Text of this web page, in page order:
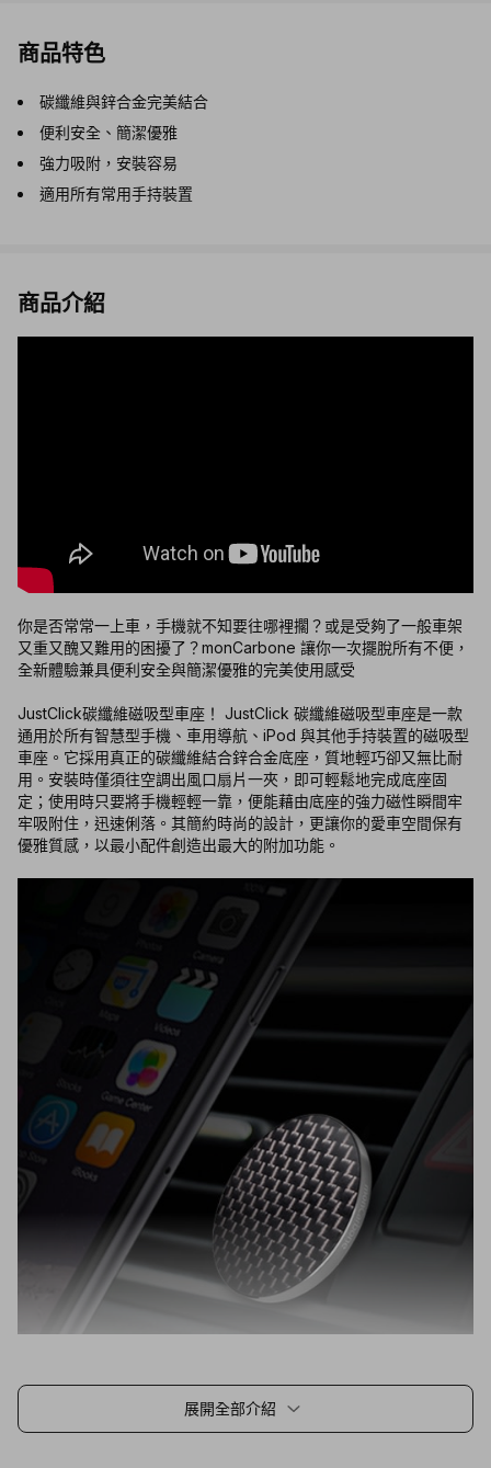
商品特色
碳纖維與鋅合金完美結合
便利安全、簡潔優雅
強力吸附，安裝容易
適用所有常用手持裝置
商品介紹
展開全部介紹
你是否常常一上車，手機就不知要往哪裡擱？或是受夠了一般車架
又重又醜又難用的困擾了？monCarbone 讓你一次擺脫所有不便，
全新體驗兼具便利安全與簡潔優雅的完美使用感受
JustClick碳纖維磁吸型車座！ JustClick 碳纖維磁吸型車座是一款
通用於所有智慧型手機、車用導航、iPod 與其他手持裝置的磁吸型
車座。它採用真正的碳纖維結合鋅合金底座，質地輕巧卻又無比耐
用。安裝時僅須往空調出風口扇片一夾，即可輕鬆地完成底座固
定；使用時只要將手機輕輕一靠，便能藉由底座的強力磁性瞬間牢
牢吸附住，迅速俐落。其簡約時尚的設計，更讓你的愛車空間保有
優雅質感，以最小配件創造出最大的附加功能。